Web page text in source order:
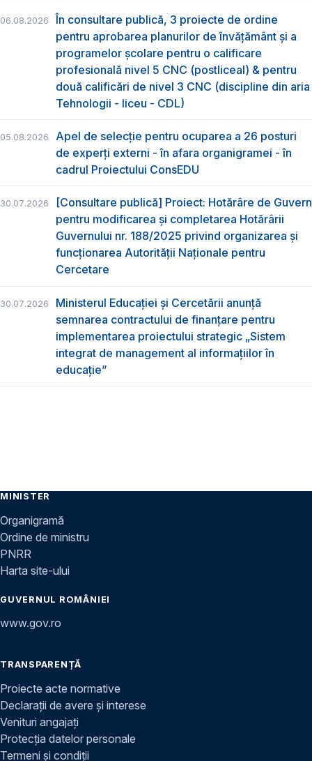
06.08.2026
În consultare publică, 3 proiecte de ordine
pentru aprobarea planurilor de învățământ și a
programelor școlare pentru o calificare
profesională nivel 5 CNC (postliceal) & pentru
două calificări de nivel 3 CNC (discipline din aria
Tehnologii - liceu - CDL)
05.08.2026
Apel de selecție pentru ocuparea a 26 posturi
de experți externi - în afara organigramei - în
cadrul Proiectului ConsEDU
30.07.2026
[Consultare publică] Proiect: Hotărâre de Guvern
pentru modificarea și completarea Hotărârii
Guvernului nr. 188/2025 privind organizarea şi
funcţionarea Autorităţii Naţionale pentru
Cercetare
30.07.2026
Ministerul Educației și Cercetării anunță
semnarea contractului de finanțare pentru
implementarea proiectului strategic „Sistem
integrat de management al informațiilor în
educație”
MINISTER
Organigramă
Ordine de ministru
PNRR
Harta site-ului
GUVERNUL ROMÂNIEI
www.gov.ro
TRANSPARENȚĂ
Proiecte acte normative
Declarații de avere și interese
Venituri angajați
Protecția datelor personale
Termeni și condiții